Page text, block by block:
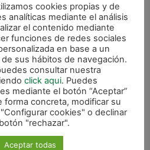
DESTACADAS
cookies propias y de
analíticas mediante el análisis
el contenido mediante
funciones de redes sociales
en base a un
sus hábitos de navegación.
consultar nuestra
click aqui. Puedes
mediante el botón “Aceptar”
forma concreta, modificar su
cookies" o declinar
"rechazar".
Aceptar todas